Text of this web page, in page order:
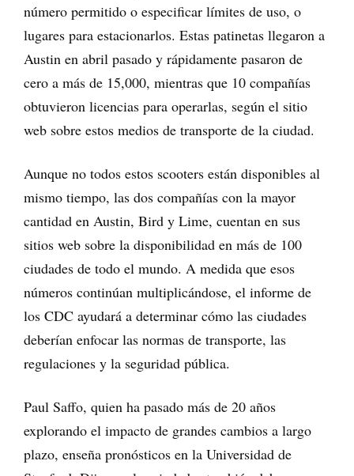
número permitido o especificar límites de uso, o
lugares para estacionarlos. Estas patinetas llegaron a
Austin en abril pasado y rápidamente pasaron de
cero a más de 15,000, mientras que 10 compañías
obtuvieron licencias para operarlas, según el sitio
web sobre estos medios de transporte de la ciudad.
Aunque no todos estos scooters están disponibles al
mismo tiempo, las dos compañías con la mayor
cantidad en Austin, Bird y Lime, cuentan en sus
sitios web sobre la disponibilidad en más de 100
ciudades de todo el mundo. A medida que esos
números continúan multiplicándose, el informe de
los CDC ayudará a determinar cómo las ciudades
deberían enfocar las normas de transporte, las
regulaciones y la seguridad pública.
Paul Saffo, quien ha pasado más de 20 años
explorando el impacto de grandes cambios a largo
plazo, enseña pronósticos en la Universidad de